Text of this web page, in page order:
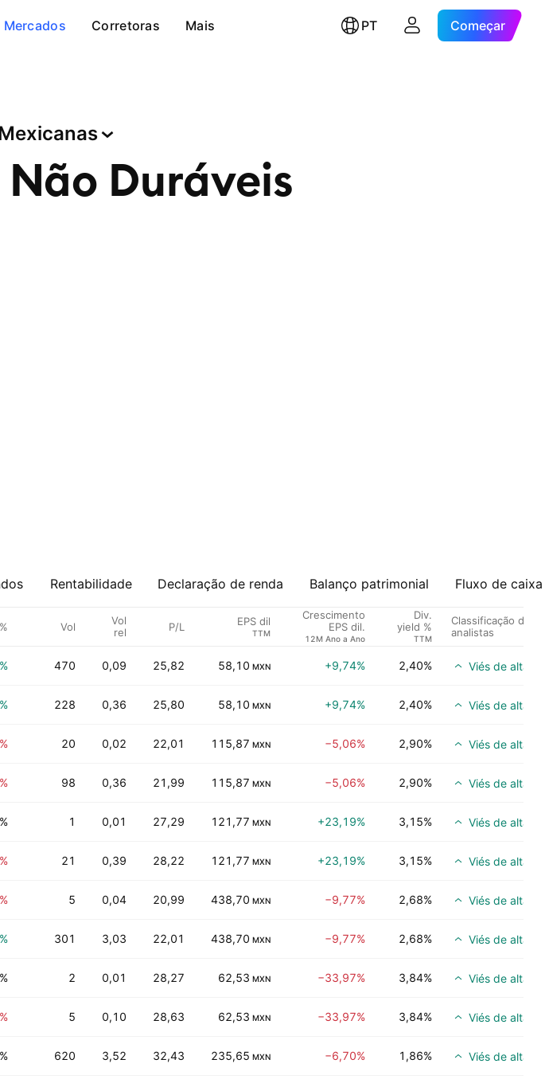
Mercados Corretoras Mais PT Começar
Duráveis
Rentabilidade Declaração de renda Balanço patrimonial Fluxo de caixa
Vol
Vol
rel
P/L EPS dil
TTM
Crescimento
EPS dil.
12M Ano a Ano
Div.
yield %
TTM
Classificação dos
analistas
470 0,09 25,82 58,10 MXN +9,74% 2,40% Viés de alta
228 0,36 25,80 58,10 MXN +9,74% 2,40% Viés de alta
20 0,02 22,01 115,87 MXN −5,06% 2,90% Viés de alta
98 0,36 21,99 115,87 MXN −5,06% 2,90% Viés de alta
1 0,01 27,29 121,77 MXN +23,19% 3,15% Viés de alta
21 0,39 28,22 121,77 MXN +23,19% 3,15% Viés de alta
5 0,04 20,99 438,70 MXN −9,77% 2,68% Viés de alta
301 3,03 22,01 438,70 MXN −9,77% 2,68% Viés de alta
2 0,01 28,27 62,53 MXN −33,97% 3,84% Viés de alta
5 0,10 28,63 62,53 MXN −33,97% 3,84% Viés de alta
620 3,52 32,43 235,65 MXN −6,70% 1,86% Viés de alta